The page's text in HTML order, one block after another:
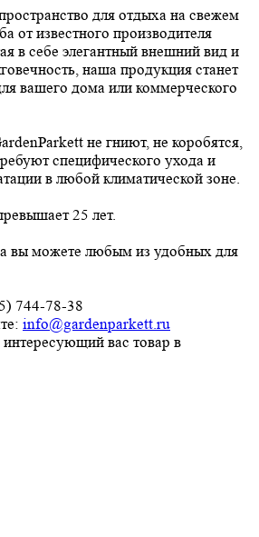
для отдыха на свежем
от известного производителя
в себе элегантный внешний вид и
наша продукция станет
вашего дома или коммерческого
не гниют, не коробятся,
специфического ухода и
в любой климатической зоне.
25 лет.
вы можете любым из удобных для
744-78-38
info@gardenparkett.ru
интересующий вас товар в